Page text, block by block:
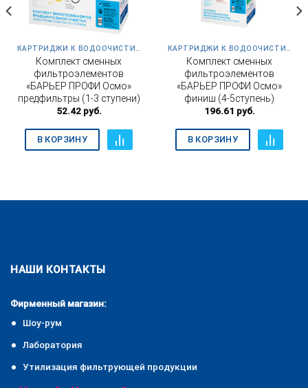
КАРТРИДЖИ К ВОДООЧИСТИТЕЛЮ ПРОФИ ОСМО 100
Комплект сменных
фильтроэлементов
«БАРЬЕР ПРОФИ Осмо»
предфильтры (1-3 ступени)
52.42руб.
В КОРЗИНУ
КАРТРИДЖИ К ВОДООЧИСТИТЕЛЮ ПРОФИ ОСМО 100
Комплект сменных
фильтроэлементов
«БАРЬЕР ПРОФИ Осмо»
финиш (4-5ступень)
196.61 руб.
В КОРЗИНУ
НАШИ КОНТАКТЫ
Фирменный магазин:
Шоу-рум
Лаборатория
Утилизация фильтрующей продукции